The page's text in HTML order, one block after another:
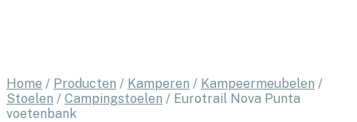
Home / Producten / Kamperen / Kampeermeubelen /
Stoelen / Campingstoelen / Eurotrail Nova Punta
voetenbank